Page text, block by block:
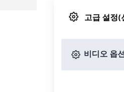
고급 설정(
비디오 옵